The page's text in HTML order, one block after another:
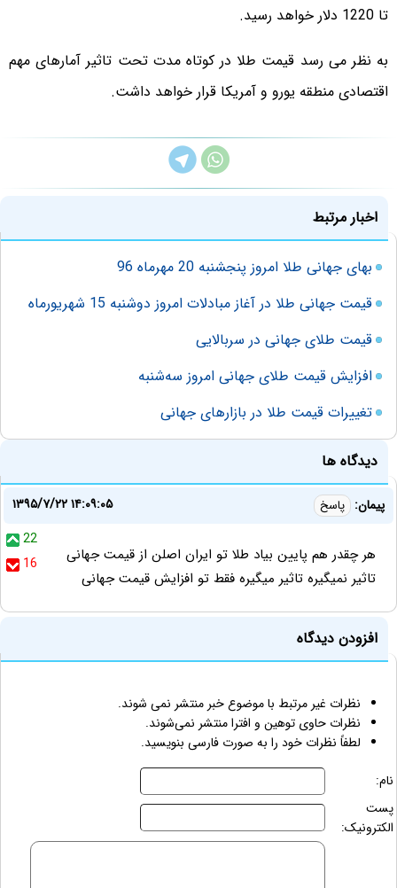
تا 1220 دلار خواهد رسید.
به نظر می رسد قیمت طلا در کوتاه مدت تحت تاثیر آمارهای مهم
اقتصادی منطقه یورو و آمریکا قرار خواهد داشت.
اخبار مرتبط
بهای جهانی طلا امروز پنجشنبه 20 مهرماه 96
قیمت جهانی طلا در آغاز مبادلات امروز دوشنبه 15 شهریورماه
قیمت طلای جهانی در سربالایی
افزایش قیمت طلای جهانی امروز سه‌شنبه
تغییرات قیمت طلا در بازارهای جهانی
دیدگاه ها
پیمان: پاسخ
۱۳۹۵/۷/۲۲ ۱۴:۰۹:۰۵
22
16
هر چقدر هم پایین بیاد طلا تو ایران اصلن از قیمت جهانی
تاثیر نمیگیره تاثیر میگیره فقط تو افزایش قیمت جهانی
افزودن دیدگاه
نظرات غیر مرتبط با موضوع خبر منتشر نمی شوند.
نظرات حاوی توهین و افترا منتشر نمی‌شوند.
لطفاً نظرات خود را به صورت فارسی بنویسید.
نام:
پست
الکترونیک: